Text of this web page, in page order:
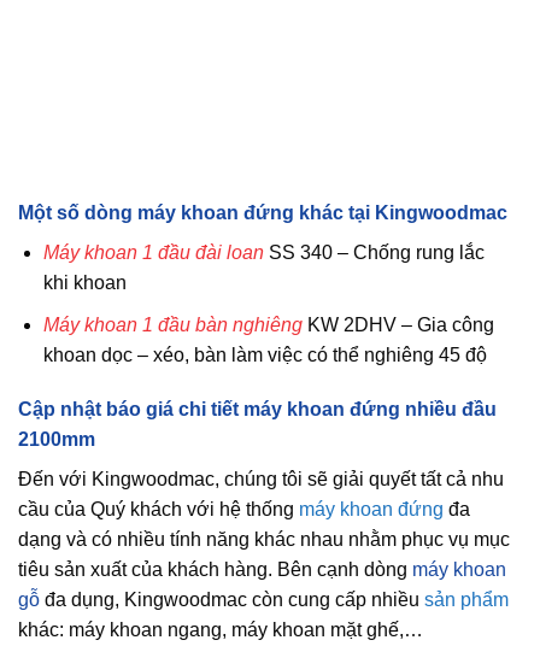
Một số dòng máy khoan đứng khác tại Kingwoodmac
Máy khoan 1 đầu đài loanSS 340 – Chống rung lắc
khi khoan
Máy khoan 1 đầu bàn nghiêngKW 2DHV – Gia công
khoan dọc – xéo, bàn làm việc có thể nghiêng 45 độ
Cập nhật báo giá chi tiết máy khoan đứng nhiều đầu
2100mm
Đến với Kingwoodmac, chúng tôi sẽ giải quyết tất cả nhu
cầu của Quý khách với hệ thống máy khoan đứng đa
dạng và có nhiều tính năng khác nhau nhằm phục vụ mục
tiêu sản xuất của khách hàng. Bên cạnh dòng máy khoan
gỗ đa dụng, Kingwoodmac còn cung cấp nhiều sản phẩm
khác: máy khoan ngang, máy khoan mặt ghế,…